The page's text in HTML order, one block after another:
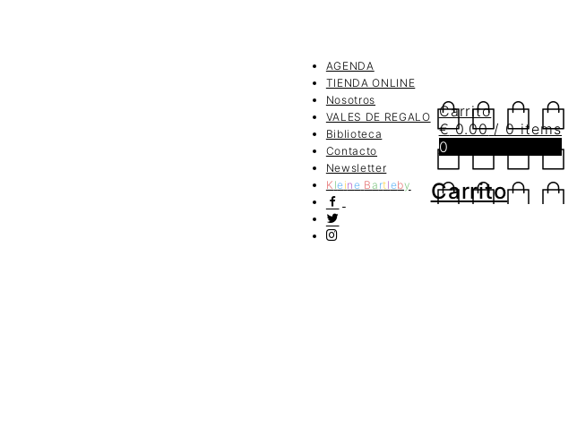
AGENDA
TIENDA ONLINE
Nosotros
VALES DE REGALO
Biblioteca
Contacto
Newsletter
K leine Ba rtleby
Carrito
€0.00 / 0 items
0
Carrito